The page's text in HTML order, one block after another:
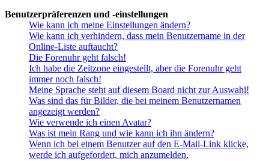
Benutzerpräferenzen und -einstellungen
Wie kann ich meine Einstellungen ändern?
Wie kann ich verhindern, dass mein Benutzername in der
Online-Liste auftaucht?
Die Forenuhr geht falsch!
Ich habe die Zeitzone eingestellt, aber die Forenuhr geht
immer noch falsch!
Meine Sprache steht auf diesem Board nicht zur Auswahl!
Was sind das für Bilder, die bei meinem Benutzernamen
angezeigt werden?
Wie verwende ich einen Avatar?
Was ist mein Rang und wie kann ich ihn ändern?
Wenn ich bei einem Benutzer auf den E-Mail-Link klicke,
werde ich aufgefordert, mich anzumelden.